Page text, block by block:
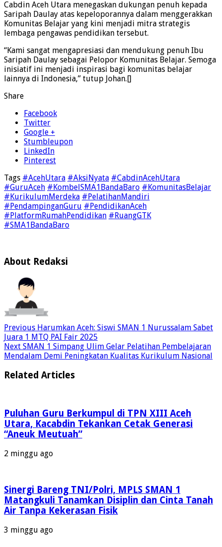
Cabdin Aceh Utara menegaskan dukungan penuh kepada
Saripah Daulay atas kepeloporannya dalam menggerakkan
Komunitas Belajar yang kini menjadi mitra strategis
lembaga pengawas pendidikan tersebut.
“Kami sangat mengapresiasi dan mendukung penuh Ibu
Saripah Daulay sebagai Pelopor Komunitas Belajar. Semoga
inisiatif ini menjadi inspirasi bagi komunitas belajar
lainnya di Indonesia,” tutup Johan.[]
Share
Facebook
Twitter
Google +
Stumbleupon
LinkedIn
Pinterest
Tags #AcehUtara #AksiNyata #CabdinAcehUtara
#GuruAceh #KombelSMA1BandaBaro #KomunitasBelajar
#KurikulumMerdeka #PelatihanMandiri
#PendampinganGuru #PendidikanAceh
#PlatformRumahPendidikan #RuangGTK
#SMA1BandaBaro
About Redaksi
Previous Harumkan Aceh: Siswi SMAN 1 Nurussalam Sabet
Juara 1 MTQ PAI Fair 2025
Next SMAN 1 Simpang Ulim Gelar Pelatihan Pembelajaran
Mendalam Demi Peningkatan Kualitas Kurikulum Nasional
Related Articles
Puluhan Guru Berkumpul di TPN XIII Aceh
Utara, Kacabdin Tekankan Cetak Generasi
“Aneuk Meutuah”
2 minggu ago
Sinergi Bareng TNI/Polri, MPLS SMAN 1
Matangkuli Tanamkan Disiplin dan Cinta Tanah
Air Tanpa Kekerasan Fisik
3 minggu ago